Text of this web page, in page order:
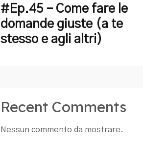
#Ep.45 – Come fare le
domande giuste (a te
stesso e agli altri)
Recent Comments
Nessun commento da mostrare.